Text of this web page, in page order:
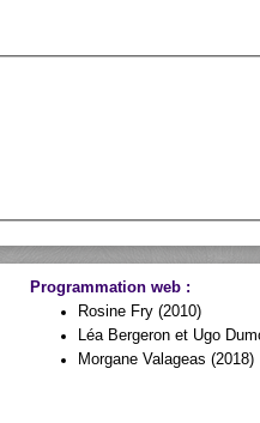
Programmation web :
Rosine Fry (2010)
Léa Bergeron et Ugo
Morgane Valageas (2018)